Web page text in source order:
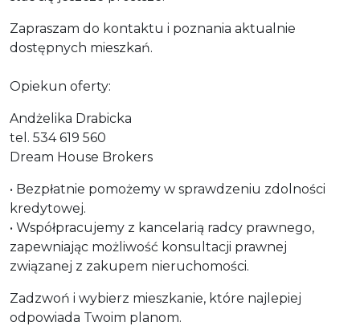
Zapraszam do kontaktu i poznania aktualnie
dostępnych mieszkań.
Opiekun oferty:
Andżelika Drabicka
tel. 534 619 560
Dream House Brokers
• Bezpłatnie pomożemy w sprawdzeniu zdolności
kredytowej.
• Współpracujemy z kancelarią radcy prawnego,
zapewniając możliwość konsultacji prawnej
związanej z zakupem nieruchomości.
Zadzwoń i wybierz mieszkanie, które najlepiej
odpowiada Twoim planom.